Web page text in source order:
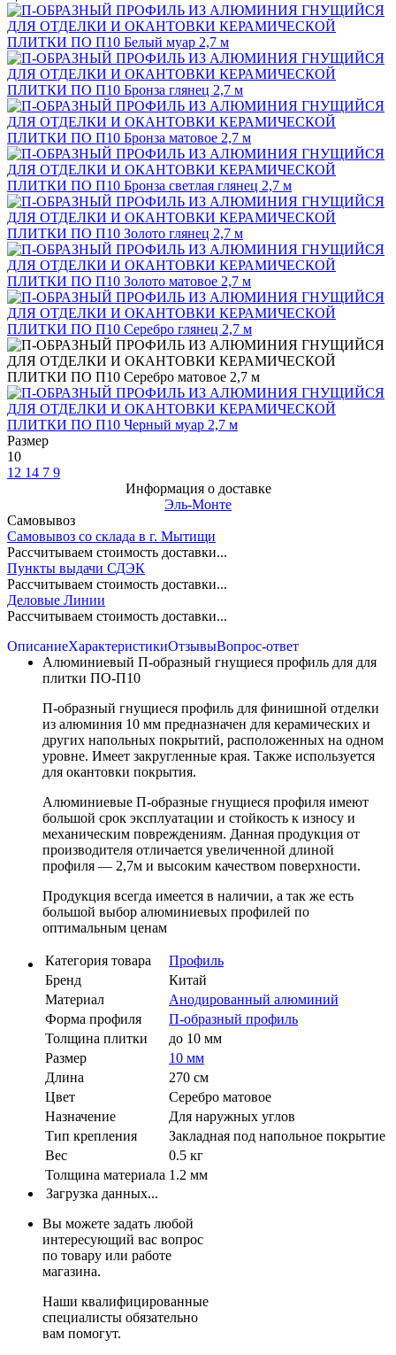
Размер
10
12 14 7 9
Информация о доставке
Эль-Монте
Самовывоз
Самовывоз со склада в г. Мытищи
Рассчитываем стоимость доставки...
Пункты выдачи СДЭК
Рассчитываем стоимость доставки...
Деловые Линии
Рассчитываем стоимость доставки...
ОписаниеХарактеристикиОтзывыВопрос-ответ
Алюминиевый П-образный гнущиеся профиль для для
плитки ПО-П10
П-образный гнущиеся профиль для финишной отделки
из алюминия 10 мм предназначен для керамических и
других напольных покрытий, расположенных на одном
уровне. Имеет закругленные края. Также используется
для окантовки покрытия.
Алюминиевые П-образные гнущиеся профиля имеют
большой срок эксплуатации и стойкость к износу и
механическим повреждениям. Данная продукция от
производителя отличается увеличенной длиной
профиля — 2,7м и высоким качеством поверхности.
Продукция всегда имеется в наличии, а так же есть
большой выбор алюминиевых профилей по
оптимальным ценам
Категория товара
Профиль
Бренд
Китай
Материал
Анодированный алюминий
Форма профиля
П-образный профиль
Толщина плитки
до 10 мм
Размер
10 мм
Длина
270 см
Цвет
Серебро матовое
Назначение
Для наружных углов
Тип крепления
Закладная под напольное покрытие
Вес
0.5 кг
Толщина материала 1.2 мм
Загрузка данных...
Вы можете задать любой
интересующий вас вопрос
по товару или работе
магазина.
Наши квалифицированные
специалисты обязательно
вам помогут.